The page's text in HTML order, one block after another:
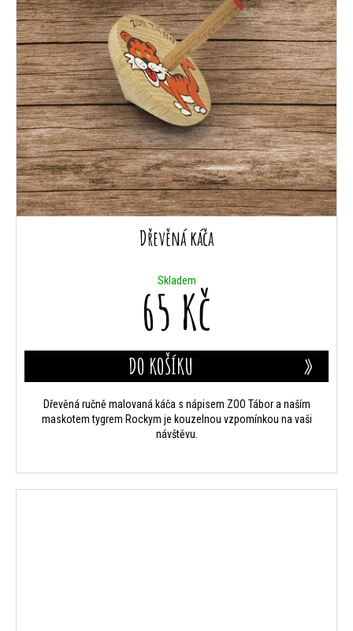
Dřevěná káča
Skladem
65 Kč
DO KOŠÍKU
Dřevěná ručně malovaná káča s nápisem ZOO Tábor a naším
maskotem tygrem Rockym je kouzelnou vzpomínkou na vaši
návštěvu.